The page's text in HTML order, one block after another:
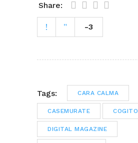
Share:
-3
Tags: CARA CALMA
CASEMURATE COGITO
DIGITAL MAGAZINE